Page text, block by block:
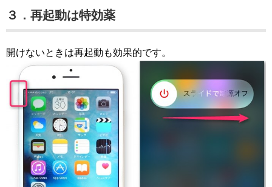
３．再起動は特効薬
開けないときは再起動も効果的です。